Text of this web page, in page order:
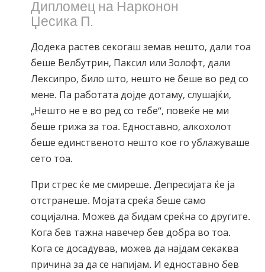
Дипломец на Нарконон
Џесика П.
Додека растев секогаш земав нешто, дали тоа
беше Велбутрин, Паксил или Золофт, дали
Лексипро, било што, нешто не беше во ред со
мене. Па работата дојде дотаму, слушајќи,
„Нешто не е во ред со тебе“, повеќе не ми
беше грижа за тоа. Едноставно, алкохолот
беше единственото нешто кое го ублажуваше
сето тоа.
При стрес ќе ме смиреше. Депресијата ќе ја
отстранеше. Мојата среќа беше само
социјална. Можев да бидам среќна со другите.
Кога бев тажна навечер бев добра во тоа.
Кога се досадував, можев да најдам секаква
причина за да се напијам. И едноставно бев